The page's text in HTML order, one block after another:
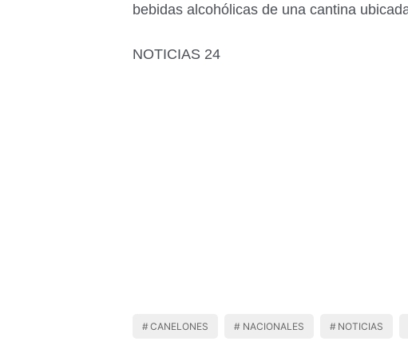
bebidas alcohólicas de una cantina
NOTICIAS 24
CANELONES NACIONALES NOTICIAS